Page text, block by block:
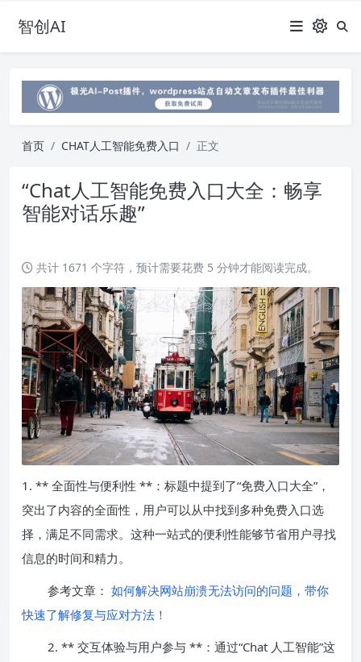
智创AI
首页 CHAT人工智能免费入口 正文
“Chat人工智能免费入口大全：畅享
智能对话乐趣”
共计 1671 个字符，预计需要花费 5 分钟才能阅读完成。
1. ** 全面性与便利性 **：标题中提到了“免费入口大全”，
突出了内容的全面性，用户可以从中找到多种免费入口选
择，满足不同需求。这种一站式的便利性能够节省用户寻找
信息的时间和精力。
参考文章： 如何解决网站崩溃无法访问的问题，带你
快速了解修复与应对方法！
2. ** 交互体验与用户参与 **：通过“Chat 人工智能”这